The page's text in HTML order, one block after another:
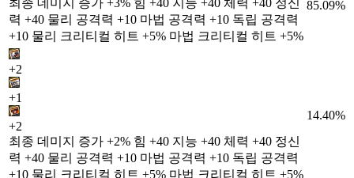
최종 데미지 증가 +3% 힘 +40 지능 +40 체력 +40 정신
력 +40 물리 공격력 +10 마법 공격력 +10 독립 공격력
+10 물리 크리티컬 히트 +5% 마법 크리티컬 히트 +5%
85.09%
+2
+1
+2
최종 데미지 증가 +2% 힘 +40 지능 +40 체력 +40 정신
력 +40 물리 공격력 +10 마법 공격력 +10 독립 공격력
+10 물리 크리티컬 히트 +5% 마법 크리티컬 히트 +5%
14.40%